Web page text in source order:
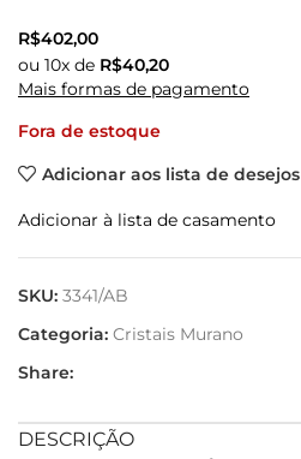
R$402,00
ou 10x de R$40,20
Mais formas de pagamento
Fora de estoque
Adicionar aos lista de desejos
Adicionar à lista de casamento
SKU: 3341/AB
Categoria: Cristais Murano
Share:
DESCRIÇÃO